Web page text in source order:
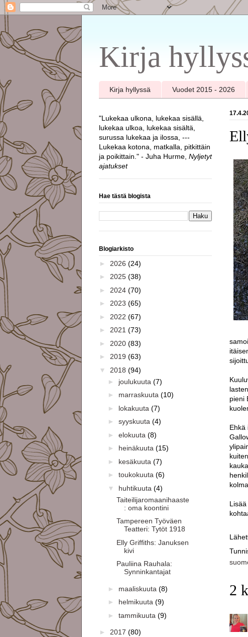
Kirja
Kirja hyllyssä Vuodet 2015 - 2026
pieni
Ehkä
2
"Lukekaa ulkona, lukekaa sisällä,
lukekaa ulkoa, lukekaa sisältä,
surussa lukekaa ja ilossa, ---
Lukekaa kotona, matkalla, pitkittäin
ja poikittain." - Juha Hurme, Nyljetyt
ajatukset
Hae tästä blogista
Blogiarkisto
► 2026 (24)
► 2025 (38)
► 2024 (70)
► 2023 (65)
► 2022 (67)
► 2021 (73)
► 2020 (83)
► 2019 (63)
▼ 2018 (94)
► joulukuuta (7)
► marraskuuta (10)
► lokakuuta (7)
► syyskuuta (4)
► elokuuta (8)
► heinäkuuta (15)
► kesäkuuta (7)
► toukokuuta (6)
▼ huhtikuuta (4)
Taiteilijaromaanihaaste
: oma koontini
Tampereen Työväen
Teatteri: Tytöt 1918
Elly Griffiths: Januksen
kivi
Pauliina Rauhala:
Synninkantajat
► maaliskuuta (8)
► helmikuuta (9)
► tammikuuta (9)
► 2017 (80)